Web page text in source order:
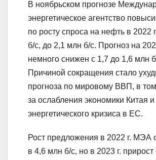
В ноябрьском прогнозе
энергетическое агентство
по росту спроса на нефть в 2022
б/с, до 2,1 млн б/с. Прогноз на
немного снижен с 1,7 до 1,6 млн
Причиной сокращения стало
прогноза по мировому ВВП, в
за ослабления экономики Китая и
энергетического кризиса в ЕС.
Рост предложения в 2022 г. МЭА
в 4,6 млн б/с, но в 2023 г.